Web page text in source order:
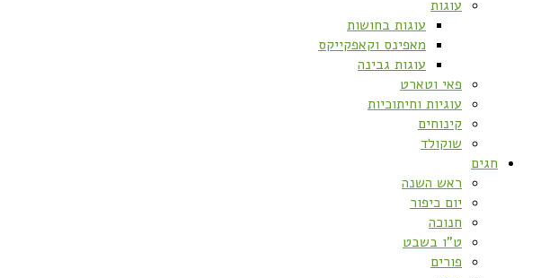
עוגות
עוגות בחושות
מאפינס וקאפקייקס
עוגות גבינה
פאי וטארט
עוגיות וחיתוכיות
קינוחים
שוקולד
חגים
ראש השנה
יום כיפור
חנוכה
ט”ו בשבט
פורים